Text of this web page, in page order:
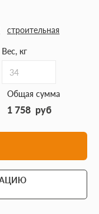
строительная
Вес, кг
34
Общая сумма
1 758 руб